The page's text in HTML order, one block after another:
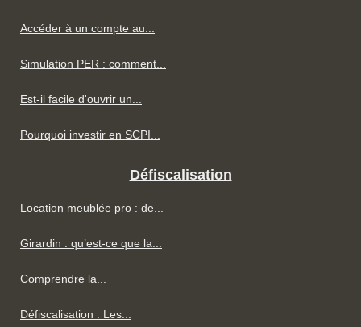
Accéder à un compte au...
Simulation PER : comment...
Est-il facile d'ouvrir un...
Pourquoi investir en SCPI...
Défiscalisation
Location meublée pro : de...
Girardin : qu’est-ce que la...
Comprendre la...
Défiscalisation : Les...